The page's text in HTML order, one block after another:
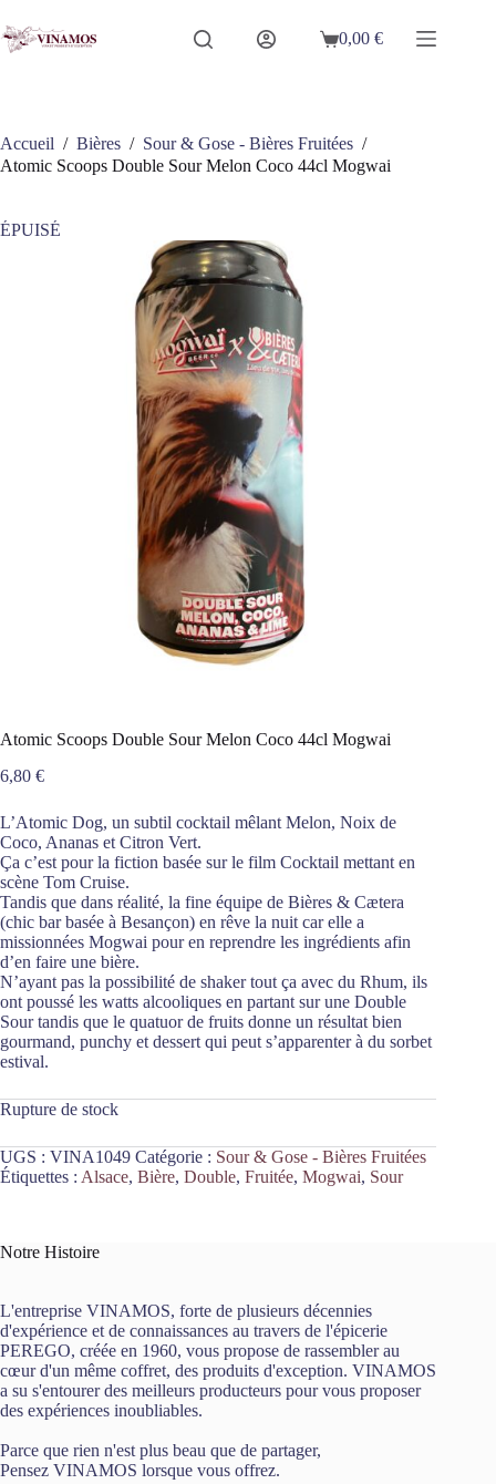
au
contenu
Panier
0,00€
Accueil / Bières / Sour & Gose - Bières Fruitées /
Atomic Scoops Double Sour Melon Coco 44cl Mogwai
ÉPUISÉ
Atomic Scoops Double Sour Melon Coco 44cl Mogwai
6,80 €
L’Atomic Dog, un subtil cocktail mêlant Melon, Noix de
Coco, Ananas et Citron Vert.
Ça c’est pour la fiction basée sur le film Cocktail mettant en
scène Tom Cruise.
Tandis que dans réalité, la fine équipe de Bières & Cætera
(chic bar basée à Besançon) en rêve la nuit car elle a
missionnées Mogwai pour en reprendre les ingrédients afin
d’en faire une bière.
N’ayant pas la possibilité de shaker tout ça avec du Rhum, ils
ont poussé les watts alcooliques en partant sur une Double
Sour tandis que le quatuor de fruits donne un résultat bien
gourmand, punchy et dessert qui peut s’apparenter à du sorbet
estival.
Rupture de stock
UGS : VINA1049 Catégorie : Sour & Gose - Bières Fruitées
Étiquettes : Alsace, Bière, Double, Fruitée, Mogwai, Sour
Notre Histoire
L'entreprise VINAMOS, forte de plusieurs décennies
d'expérience et de connaissances au travers de l'épicerie
PEREGO, créée en 1960, vous propose de rassembler au
cœur d'un même coffret, des produits d'exception. VINAMOS
a su s'entourer des meilleurs producteurs pour vous proposer
des expériences inoubliables.
Parce que rien n'est plus beau que de partager,
Pensez VINAMOS lorsque vous offrez.